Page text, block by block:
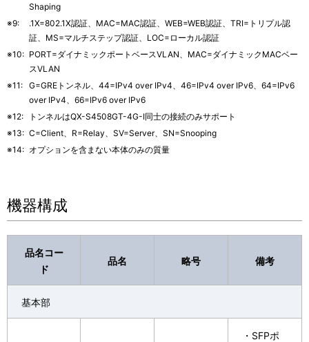
Shaping
※9:
.1X=802.1X認証、MAC=MAC認証、WEB=WEB認証、TRI=トリプル認
証、MS=マルチステップ認証、LOC=ローカル認証
※10: PORT=ダイナミックポートベースVLAN、MAC=ダイナミックMACベー
スVLAN
※11: G=GREトンネル、44=IPv4 over IPv4、46=IPv4 over IPv6、64=IPv6
over IPv4、66=IPv6 over IPv6
※12:
トンネルはQX-S4508GT-4G-I同士の接続のみサポート
※13: C=Client、R=Relay、SV=Server、SN=Snooping
※14: オプションを含まない本体のみの質量
機器構成
品名コー
ド
品名 略号 備考
基本部
・SFPポ